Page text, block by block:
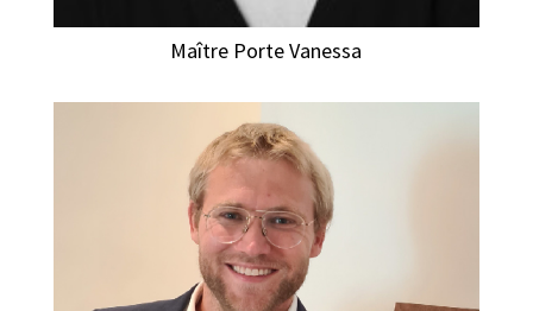
Maître Porte Vanessa